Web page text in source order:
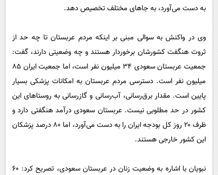
به دست می‌آورد، به جاهای مختلف تخصیص دهد.
وی در واکنش به سوالی مبنی بر اینکه مردم عربستان تا چه حد از
ثروت هنگفت کشورشان برخوردار هستند و چه وضعیتی دارند، گفت:
جمعیت عربستان سعودی ۳۴ میلیون نفر است، اما جمعیت ایران ۸۵
میلیون نفر است. دسترسی مردم عربستان به امکانات پزشکی بسیار
پایین است. مقدار برق‌رسانی، آب‌رسانی و گازرسانی به روستاهای این
کشور در حد مطلوبی نیست. عربستان سعودی درآمد هنگفتی دارد و
ظرف ۲۰ روز کل بودجه ایران را به دست می‌آورد، اما ۸۰ درصد پزشکان
این کشور خارجی هستند.
نبویان با اشاره به وضعیت زنان در عربستان سعودی، تصریح کرد: ۶۰